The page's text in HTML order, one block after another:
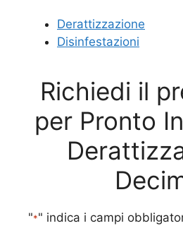
Derattizzazione
Disinfestazioni
Richiedi il
per Pronto
"*" indica i campi